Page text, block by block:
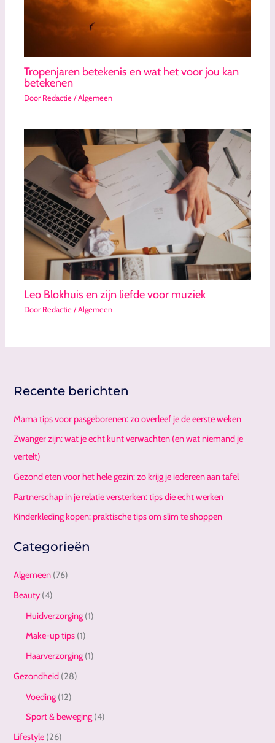
Tropenjaren betekenis en wat het voor jou kan
betekenen
Door Redactie/Algemeen
Leo Blokhuis en zijn liefde voor muziek
Door Redactie/Algemeen
Recente berichten
Mama tips voor pasgeborenen: zo overleef je de eerste weken
Zwanger zijn: wat je echt kunt verwachten (en wat niemand je
vertelt)
Gezond eten voor het hele gezin: zo krijg je iedereen aan tafel
Partnerschap in je relatie versterken: tips die echt werken
Kinderkleding kopen: praktische tips om slim te shoppen
Categorieën
Algemeen (76)
Beauty (4)
Huidverzorging (1)
Make-up tips (1)
Haarverzorging (1)
Gezondheid (28)
Voeding (12)
Sport & beweging (4)
Lifestyle (26)